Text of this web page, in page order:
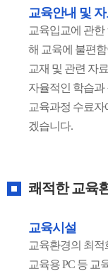
교육안내 및
교육입교에 관한
해 교육에 불편
교재 및 관련 자
자율적인 학습
교육과정 수료자
겠습니다.
쾌적한 교육
교육시설
교육환경의 최
교육용 PC 등 교